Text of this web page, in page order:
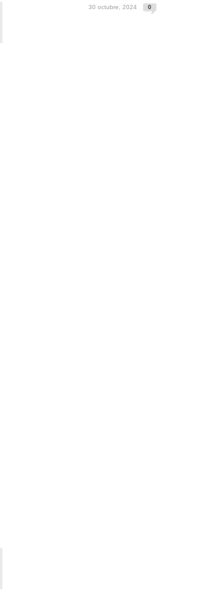
30 octubre, 2024 0